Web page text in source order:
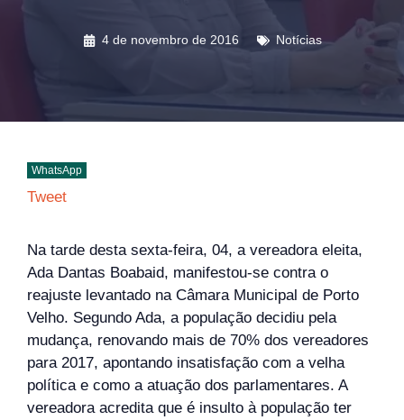
4 de novembro de 2016 Notícias
WhatsApp
Tweet
Na tarde desta sexta-feira, 04, a vereadora eleita,
Ada Dantas Boabaid, manifestou-se contra o
reajuste levantado na Câmara Municipal de Porto
Velho. Segundo Ada, a população decidiu pela
mudança, renovando mais de 70% dos vereadores
para 2017, apontando insatisfação com a velha
política e como a atuação dos parlamentares. A
vereadora acredita que é insulto à população ter